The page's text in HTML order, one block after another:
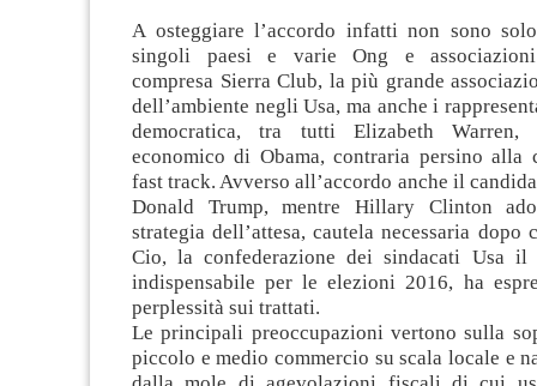
A osteggiare l’accordo infatti non sono
singoli paesi e varie Ong e associazioni
compresa Sierra Club, la più grande
dell’ambiente negli Usa, ma anche i
democratica, tra tutti Elizabeth Warren,
economico di Obama, contraria persino alla
fast track. Avverso all’accordo anche il
Donald Trump, mentre Hillary Clinton
strategia dell’attesa, cautela necessaria dopo
Cio, la confederazione dei sindacati Usa il
indispensabile per le elezioni 2016, ha
perplessità sui trattati.
Le principali preoccupazioni vertono sulla
piccolo e medio commercio su scala locale e